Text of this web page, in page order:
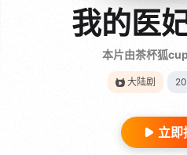
我的医
本片由茶杯狐
大陆剧
立即